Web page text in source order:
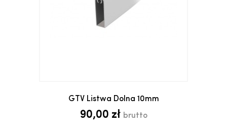
GTV Listwa Dolna 10mm
90,00 zł brutto